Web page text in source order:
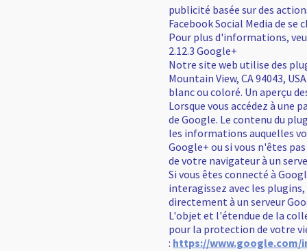
publicité basée sur des
Facebook Social Media de
Pour plus d'informations,
2.12.3 Google+
Notre site web utilise des
Mountain View, CA 94043,
blanc ou coloré. Un aperçu
Lorsque vous accédez à
de Google. Le contenu du
les informations auquelles
Google+ ou si vous n'êtes
de votre navigateur à un
Si vous êtes connecté à
interagissez avec les
directement à un serveur
L'objet et l'étendue de la
pour la protection de votre
: https://